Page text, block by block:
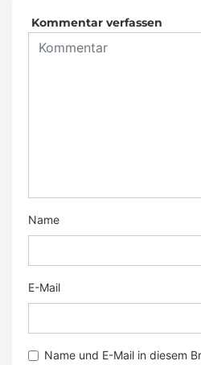
Kommentar verfassen
Name
E-Mail
Name und E-Mail in diesem